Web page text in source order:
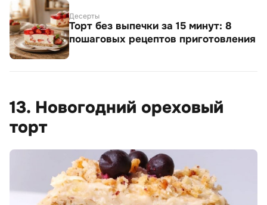
Десерты
Торт без выпечки за 15 минут: 8
пошаговых рецептов приготовления
13. Новогодний ореховый
торт